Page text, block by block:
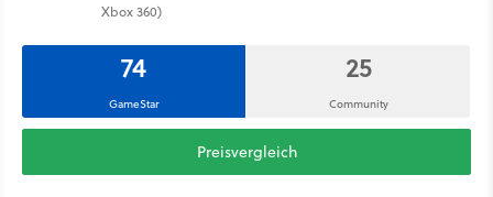
Xbox 360)
74
GameStar
25
Community
Preisvergleich